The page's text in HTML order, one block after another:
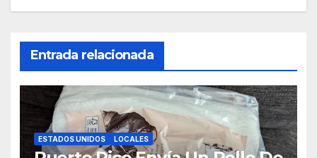
Entrada relacionada
ESTADOS UNIDOS LOCALES